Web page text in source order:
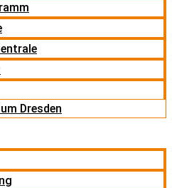
Dresden